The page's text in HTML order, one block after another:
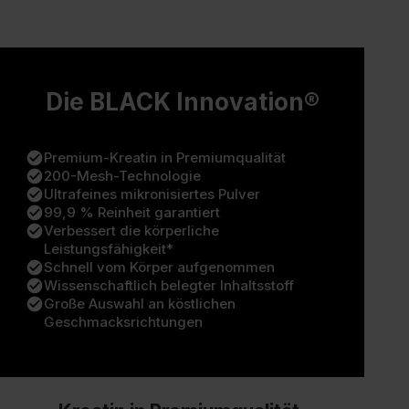
Die BLACK Innovation®
check_circlePremium-Kreatin in Premiumqualität
check_circle200-Mesh-Technologie
check_circleUltrafeines mikronisiertes Pulver
check_circle99,9 % Reinheit garantiert
check_circleVerbessert die körperliche
Leistungsfähigkeit*
check_circleSchnell vom Körper aufgenommen
check_circleWissenschaftlich belegter Inhaltsstoff
check_circleGroße Auswahl an köstlichen
Geschmacksrichtungen